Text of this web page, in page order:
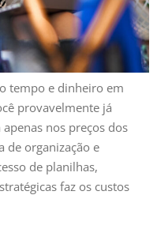
tempo e dinheiro em
provavelmente já
nos preços dos
de organização e
de planilhas,
faz os custos